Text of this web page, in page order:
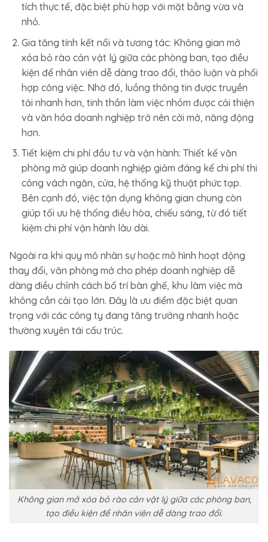
tích thực tế, đặc biệt phù hợp với mặt bằng vừa và
nhỏ.
Gia tăng tính kết nối và tương tác: Không gian mở
xóa bỏ rào cản vật lý giữa các phòng ban, tạo điều
kiện để nhân viên dễ dàng trao đổi, thảo luận và phối
hợp công việc. Nhờ đó, luồng thông tin được truyền
tải nhanh hơn, tinh thần làm việc nhóm được cải thiện
và văn hóa doanh nghiệp trở nên cởi mở, năng động
hơn.
Tiết kiệm chi phí đầu tư và vận hành: Thiết kế văn
phòng mở giúp doanh nghiệp giảm đáng kể chi phí thi
công vách ngăn, cửa, hệ thống kỹ thuật phức tạp.
Bên cạnh đó, việc tận dụng không gian chung còn
giúp tối ưu hệ thống điều hòa, chiếu sáng, từ đó tiết
kiệm chi phí vận hành lâu dài.
Ngoài ra khi quy mô nhân sự hoặc mô hình hoạt động
thay đổi, văn phòng mở cho phép doanh nghiệp dễ
dàng điều chỉnh cách bố trí bàn ghế, khu làm việc mà
không cần cải tạo lớn. Đây là ưu điểm đặc biệt quan
trọng với các công ty đang tăng trưởng nhanh hoặc
thường xuyên tái cấu trúc.
Không gian mở xóa bỏ rào cản vật lý giữa các phòng ban,
tạo điều kiện để nhân viên dễ dàng trao đổi.